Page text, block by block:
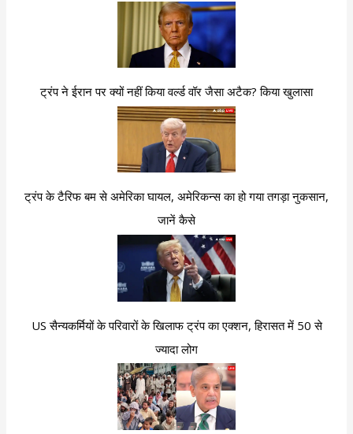
ट्रंप ने ईरान पर क्यों नहीं किया वर्ल्ड वॉर जैसा अटैक? किया खुलासा
ट्रंप के टैरिफ बम से अमेरिका घायल, अमेरिकन्स का हो गया तगड़ा नुकसान,
जानें कैसे
US सैन्यकर्मियों के परिवारों के खिलाफ ट्रंप का एक्शन, हिरासत में 50 से
ज्यादा लोग